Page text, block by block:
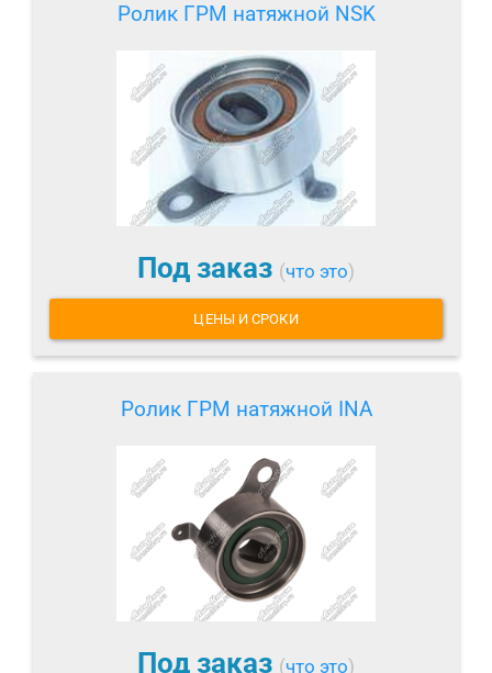
Ролик ГРМ натяжной NSK
Под заказ (что это)
ЦЕНЫ И СРОКИ
Ролик ГРМ натяжной INA
Под заказ (что это)